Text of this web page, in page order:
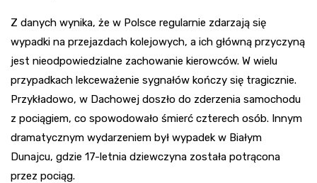
Z danych wynika, że w Polsce regularnie zdarzają się
wypadki na przejazdach kolejowych, a ich główną przyczyną
jest nieodpowiedzialne zachowanie kierowców. W wielu
przypadkach lekceważenie sygnałów kończy się tragicznie.
Przykładowo, w Dachowej doszło do zderzenia samochodu
z pociągiem, co spowodowało śmierć czterech osób. Innym
dramatycznym wydarzeniem był wypadek w Białym
Dunajcu, gdzie 17-letnia dziewczyna została potrącona
przez pociąg.